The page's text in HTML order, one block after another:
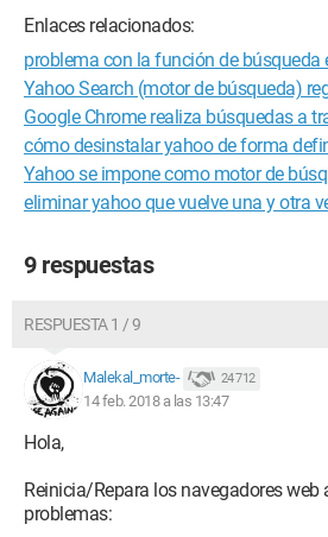
Enlaces relacionados:
problema con la función de búsqueda
Yahoo Search (motor de búsqueda)
Google Chrome realiza búsquedas a
cómo desinstalar yahoo de forma
Yahoo se impone como motor de
eliminar yahoo que vuelve una y otra
9 respuestas
RESPUESTA 1 / 9
Malekal_morte- 24 712
14 feb. 2018 a las 13:47
Hola,
Reinicia/Repara los navegadores web
problemas: